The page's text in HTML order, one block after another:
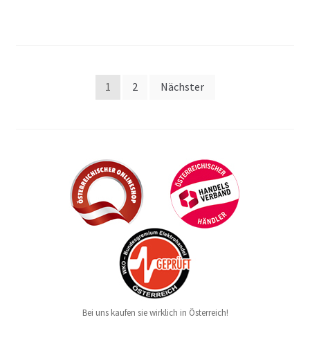
Beitragsnavigation
1 2 Nächster
Bei uns kaufen sie wirklich in Österreich!